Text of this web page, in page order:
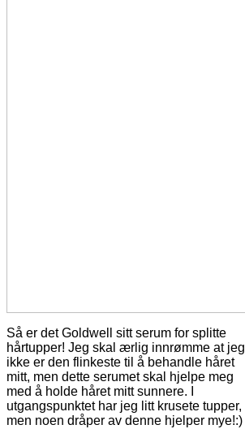
Så er det Goldwell sitt serum for splitte
hårtupper! Jeg skal ærlig innrømme at jeg
ikke er den flinkeste til å behandle håret
mitt, men dette serumet skal hjelpe meg
med å holde håret mitt sunnere. I
utgangspunktet har jeg litt krusete tupper,
men noen dråper av denne hjelper mye!:)